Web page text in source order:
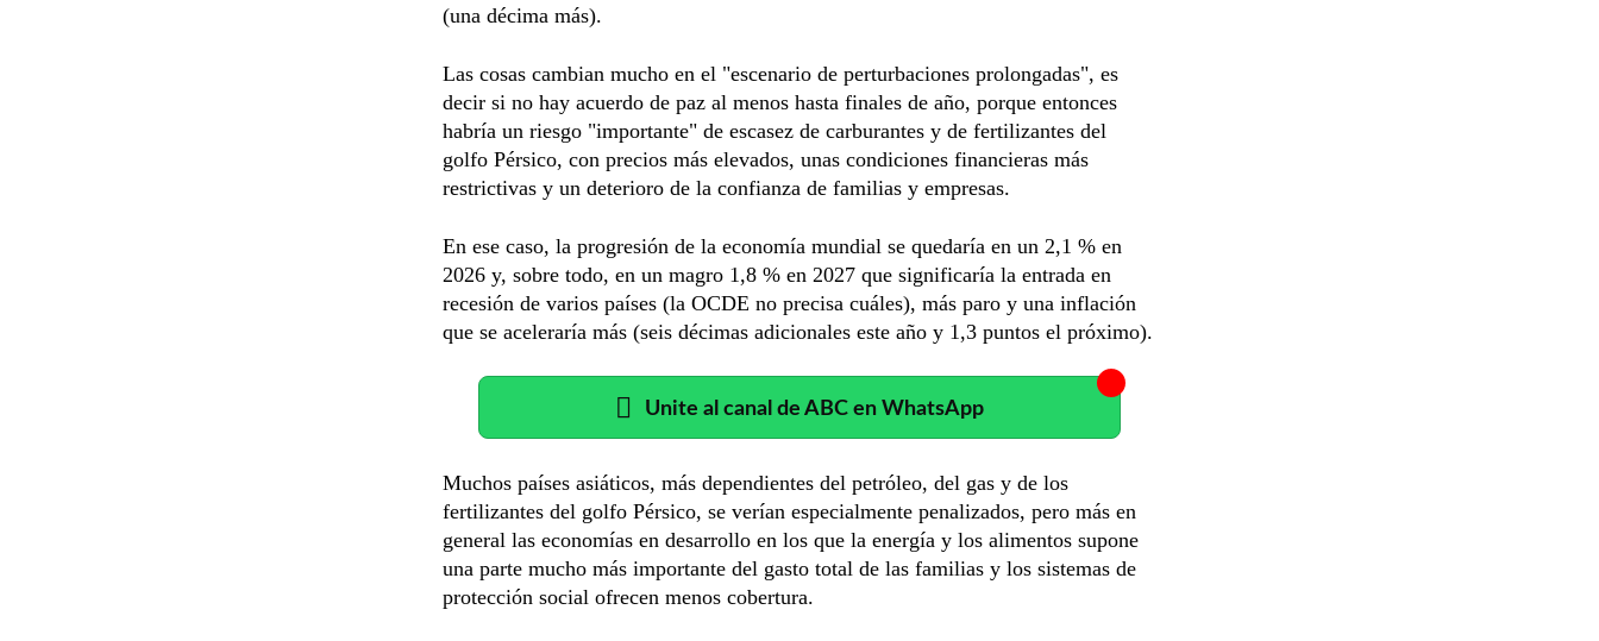
(una décima más).
Las cosas cambian mucho en el "escenario de perturbaciones prolongadas", es
decir si no hay acuerdo de paz al menos hasta finales de año, porque entonces
habría un riesgo "importante" de escasez de carburantes y de fertilizantes del
golfo Pérsico, con precios más elevados, unas condiciones financieras más
restrictivas y un deterioro de la confianza de familias y empresas.
En ese caso, la progresión de la economía mundial se quedaría en un 2,1 % en
2026 y, sobre todo, en un magro 1,8 % en 2027 que significaría la entrada en
recesión de varios países (la OCDE no precisa cuáles), más paro y una inflación
que se aceleraría más (seis décimas adicionales este año y 1,3 puntos el próximo).
Unite al canal de ABC en WhatsApp
Muchos países asiáticos, más dependientes del petróleo, del gas y de los
fertilizantes del golfo Pérsico, se verían especialmente penalizados, pero más en
general las economías en desarrollo en los que la energía y los alimentos supone
una parte mucho más importante del gasto total de las familias y los sistemas de
protección social ofrecen menos cobertura.